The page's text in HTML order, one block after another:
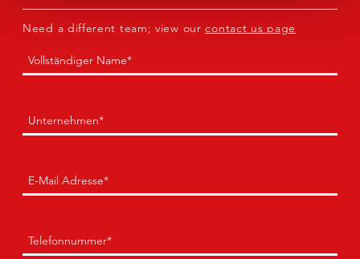
Need a different team; view ourcontact us page
Name (Erforderlich)
Unternehmen (Erforderlich)
E-
Mail(Erforderlich)
Telefon (Erforderlich)